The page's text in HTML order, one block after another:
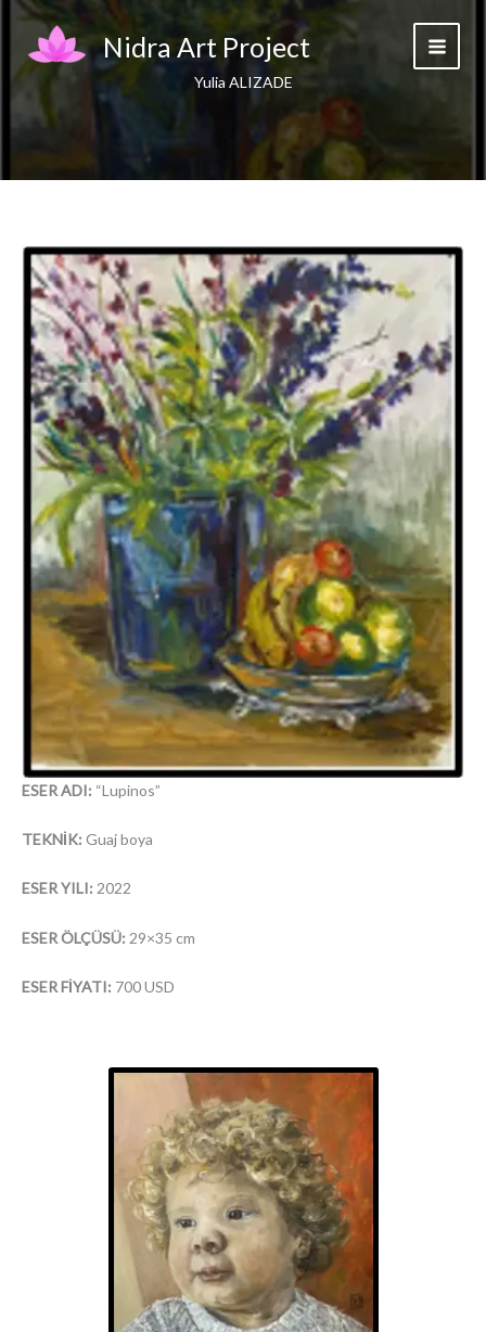
Skip
content
Nidra Art Project
Yulia ALIZADE
ESER ADI: “Lupinos”
TEKNİK: Guaj boya
ESER YILI: 2022
ESER ÖLÇÜSÜ: 29×35 cm
ESER FİYATI: 700 USD